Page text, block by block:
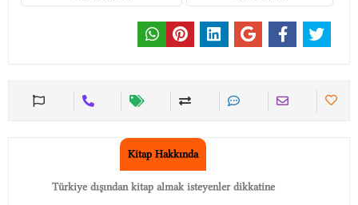
Kitap Hakkında
Türkiye dışından kitap almak isteyenler dikkatine